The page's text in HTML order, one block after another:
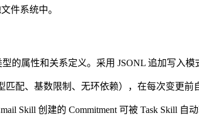
件系统中。
的属性和关系定义。采用 JSONL 追加写入
配、基数限制、无环依赖），在每次变更前
Skill 创建的 Commitment 可被 Task Skill 自